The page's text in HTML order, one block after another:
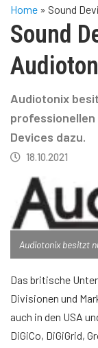
Home » Sound
Sound
Audiotonix
Devices dazu.
18.10.2021
Audiotonix besitzt
Das britische
Divisionen und
auch in den USA
DiGiCo, DiGiGrid,